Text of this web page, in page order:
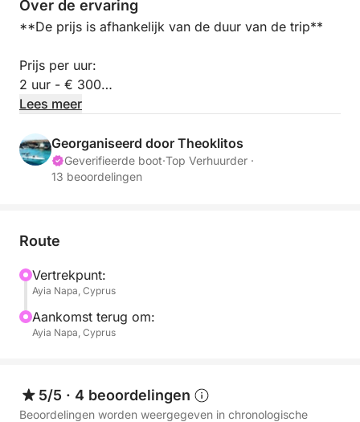
Over de ervaring
**De prijs is afhankelijk van de duur van de trip**
Prijs per uur:
2 uur - € 300
3 uur - € 400
5 uur - € 600
Hallo allemaal,
Mc Marin 850 (2018), nu beschikbaar voor charter!
eersteklas voorzieningen en biedt een perfecte mix
van stijl en comfort. Geniet van ruime dekken om te
zonnebaden, een stijlvol interieur en het
adembenemende uitzicht op de kustlijn van Ayia
de Mc Marin 850 garandeert een onvergetelijke
ervaring.
Lees meer
Georganiseerd door Theoklitos
Geverifieerde boot·Top Verhuurder ·
13 beoordelingen
Route
Vertrekpunt:
Ayia Napa, Cyprus
Aankomst terug om:
Ayia Napa, Cyprus
5/5 · 4 beoordelingen
Beoordelingen worden weergegeven in chronologische